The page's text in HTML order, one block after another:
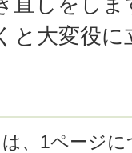
と大変役
、1ページ